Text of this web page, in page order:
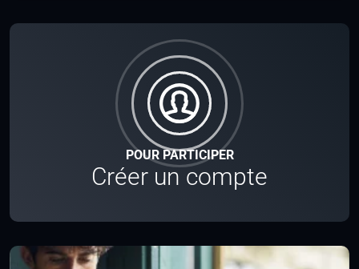
POUR PARTICIPER
Créer un compte